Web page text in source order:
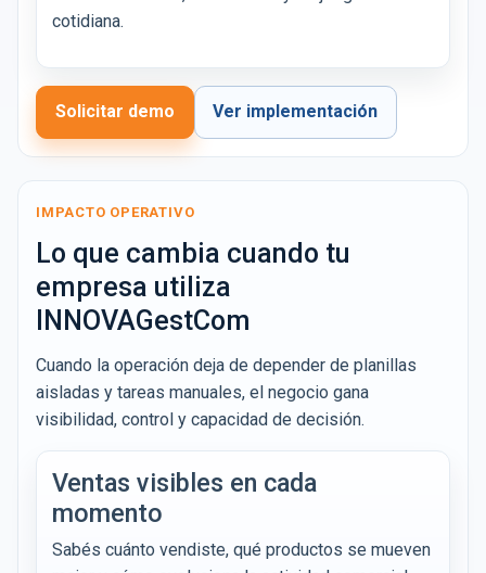
cotidiana.
Solicitar demo Ver implementación
IMPACTO OPERATIVO
Lo que cambia cuando tu
empresa utiliza
INNOVAGestCom
Cuando la operación deja de depender de planillas
aisladas y tareas manuales, el negocio gana
visibilidad, control y capacidad de decisión.
Ventas visibles en cada
momento
Sabés cuánto vendiste, qué productos se mueven